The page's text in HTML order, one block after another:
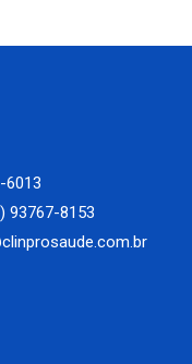
6013
93767-8153